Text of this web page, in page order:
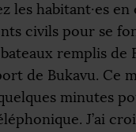
les habitant·es en
civils pour se
bateaux remplis de
de Bukavu. Ce
minutes
J’ai